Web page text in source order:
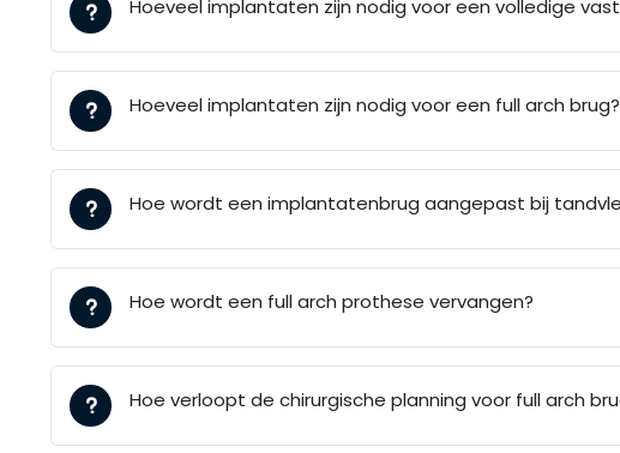
Hoeveel implantaten zijn nodig voor een volledige
Hoeveel implantaten zijn nodig voor een full arch brug?
Hoe wordt een implantatenbrug aangepast bij
Hoe wordt een full arch prothese vervangen?
Hoe verloopt de chirurgische planning voor full arch